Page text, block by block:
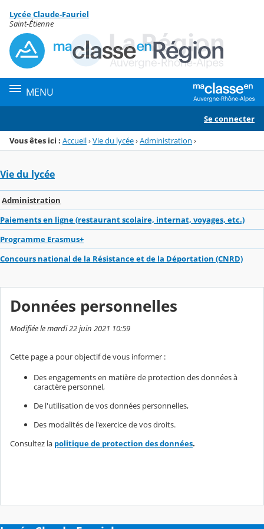
Menu de la rubrique
Contenu
Lycée Claude-Fauriel
Saint-Étienne
MENU
Se connecter
Vous êtes ici : Accueil›Vie du lycée›Administration ›
Vie du lycée
Administration
Paiements en ligne (restaurant scolaire, internat, voyages, etc.)
Programme Erasmus+
Concours national de la Résistance et de la Déportation (CNRD)
Données personnelles
Modifiée le mardi 22 juin 2021 10:59
Cette page a pour objectif de vous informer :
Des engagements en matière de protection des données à
caractère personnel,
De l'utilisation de vos données personnelles,
Des modalités de l'exercice de vos droits.
Consultez la politique de protection des données.